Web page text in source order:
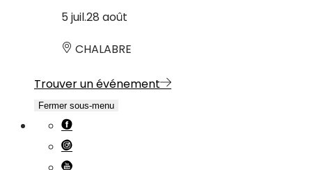
5 juil.28 août
CHALABRE
Trouver un événement
Fermer sous-menu